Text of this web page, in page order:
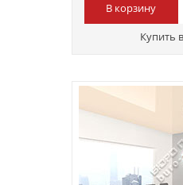
В корзину
Купить